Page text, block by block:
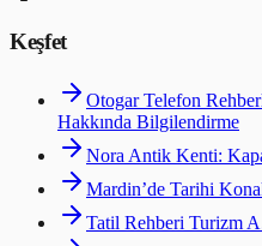
Keşfet
Otogar Telefon
Hakkında Bilgilendirme
Nora Antik Kenti:
Mardin’de Tarihi
Tatil Rehberi Turizm